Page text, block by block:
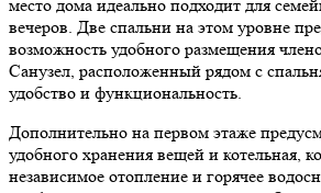
место дома идеально подходит для
вечеров. Две спальни на этом уровне
возможность удобного размещения
Санузел, расположенный рядом с
удобство и функциональность.
Дополнительно на первом этаже
удобного хранения вещей и котельная,
независимое отопление и горячее